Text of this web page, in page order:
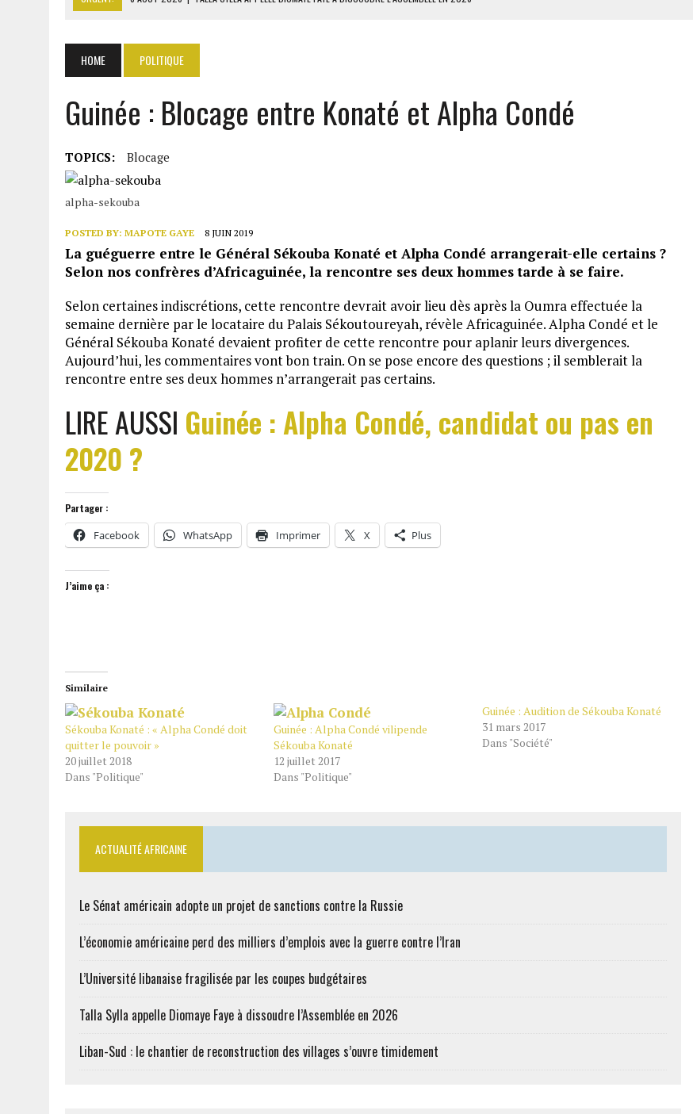
8 AOÛT 2026 | L’ÉCONOMIE AMÉRICAINE PERD DES MILLIERS D’EMPLOIS AVEC LA GUERRE CONTRE L’IRAN
8 AOÛT 2026
L’UNIVERSITÉ LIBANAISE FRAGILISÉE PAR LES COUPES BUDGÉTAIRES
HOME POLITIQUE
Guinée : Blocage entre Konaté et Alpha Condé
TOPICS: Blocage
alpha-sekouba
POSTED BY: MAPOTE GAYE 8 JUIN 2019
La guéguerre entre le Général Sékouba Konaté et Alpha Condé arrangerait-elle certains ?
Selon nos confrères d’Africaguinée, la rencontre ses deux hommes tarde à se faire.
Selon certaines indiscrétions, cette rencontre devrait avoir lieu dès après la Oumra effectuée la
semaine dernière par le locataire du Palais Sékoutoureyah, révèle Africaguinée. Alpha Condé et le
Général Sékouba Konaté devaient profiter de cette rencontre pour aplanir leurs divergences.
Aujourd’hui, les commentaires vont bon train. On se pose encore des questions ; il semblerait la
rencontre entre ses deux hommes n’arrangerait pas certains.
LIRE AUSSI Guinée : Alpha Condé, candidat ou pas en
2020 ?
Partager :
Facebook WhatsApp Imprimer X Plus
J’aime ça :
Similaire
Sékouba Konaté : « Alpha Condé doit
quitter le pouvoir »
20 juillet 2018
Dans "Politique"
Guinée : Alpha Condé vilipende
Sékouba Konaté
12 juillet 2017
Dans "Politique"
Guinée : Audition de Sékouba Konaté
31 mars 2017
Dans "Société"
ACTUALITÉ AFRICAINE
Le Sénat américain adopte un projet de sanctions contre la Russie
L’économie américaine perd des milliers d’emplois avec la guerre contre l’Iran
L’Université libanaise fragilisée par les coupes budgétaires
Talla Sylla appelle Diomaye Faye à dissoudre l’Assemblée en 2026
Liban-Sud : le chantier de reconstruction des villages s’ouvre timidement